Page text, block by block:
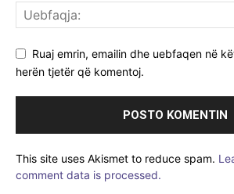
Ruaj emrin, emailin dhe uebfaqen në
herën tjetër që komentoj.
This site uses Akismet to reduce spam.
comment data is processed.